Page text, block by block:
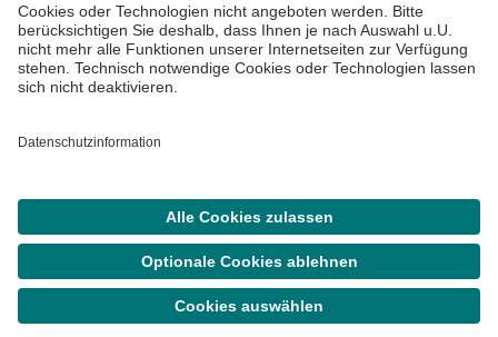
Menü
SucheTermin
Impressum
©Asklepios Kliniken GmbH & Co. KGaA 2026